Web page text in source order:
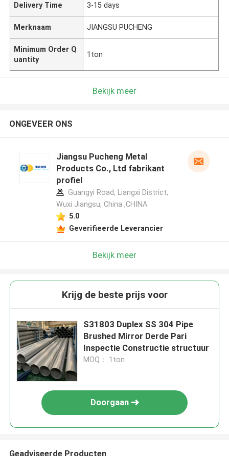
Delivery Time 3-15 days
Merknaam JIANGSU PUCHENG
Minimum Order Q
uantity
1ton
Bekijk meer
ONGEVEER ONS
Jiangsu Pucheng Metal
Products Co., Ltd fabrikant
profiel
Guangyi Road, Liangxi District,
Wuxi Jiangsu, China ,CHINA
5.0
Geverifieerde Leverancier
Bekijk meer
Krijg de beste prijs voor
S31803 Duplex SS 304 Pipe
Brushed Mirror Derde Pari
Inspectie Constructie structuur
MOQ： 1ton
Doorgaan
Geadviseerde Producten